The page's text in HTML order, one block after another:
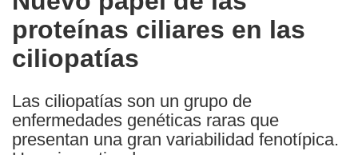
the
following
languages:
proteínas ciliares en las
ciliopatías
Las ciliopatías son un grupo de
enfermedades genéticas raras que
presentan una gran variabilidad fenotípica.